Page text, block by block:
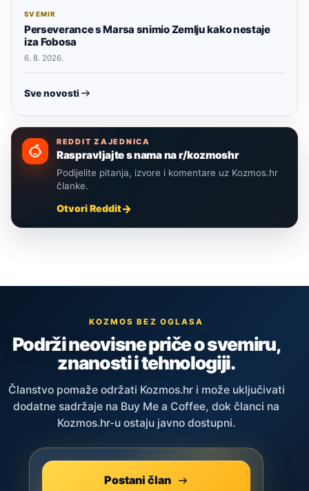
SVEMIR
Perseverance s Marsa snimio Zemlju kako nestaje
iza Fobosa
6. 8. 2026.
Sve novosti
REDDIT ZAJEDNICA
Raspravljajte s nama na r/kozmoshr
Podijelite pitanja, izvore i komentare uz Kozmos.hr
članke.
Otvori Reddit
KOZMOS BEZ OGLASA
Podrži neovisne priče o svemiru,
znanosti i tehnologiji.
Članstvo pomaže održati Kozmos.hr i može uključivati
dodatne sadržaje na Buy Me a Coffee, dok članci na
Kozmos.hr-u ostaju javno dostupni.
Postani član